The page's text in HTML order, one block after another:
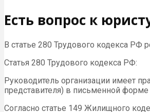
Есть вопрос к
В статье 280 Трудового кодекса РФ
Статья 280 Трудового кодекса РФ:
Руководитель организации имеет
представителя) в письменной
Согласно статье 149 Жилищного